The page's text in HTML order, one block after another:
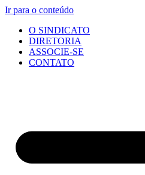
Ir para o conteúdo
O SINDICATO
DIRETORIA
ASSOCIE-SE
CONTATO